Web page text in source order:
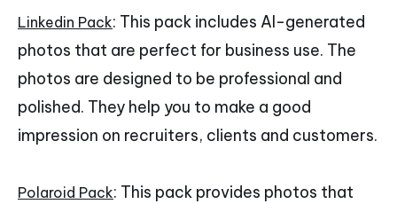
Linkedin Pack: This pack includes AI-generated
photos that are perfect for business use. The
photos are designed to be professional and
polished. They help you to make a good
impression on recruiters, clients and customers.
Polaroid Pack: This pack provides photos that